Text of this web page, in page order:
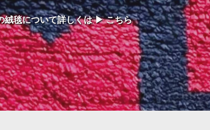
絨毯について詳しくは ▶︎こちら